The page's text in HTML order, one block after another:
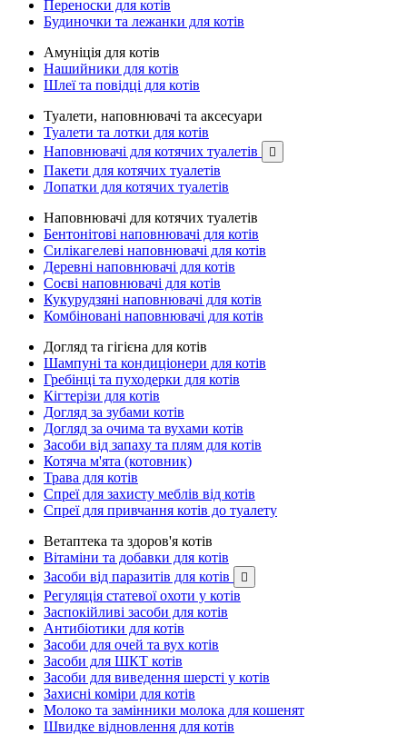
Переноски для котів
Будиночки та лежанки для котів
Амуніція для котів
Нашийники для котів
Шлеї та повідці для котів
Туалети, наповнювачі та аксесуари
Туалети та лотки для котів
Наповнювачі для котячих туалетів

Пакети для котячих туалетів
Лопатки для котячих туалетів
Наповнювачі для котячих туалетів
Бентонітові наповнювачі для котів
Силікагелеві наповнювачі для котів
Деревні наповнювачі для котів
Соєві наповнювачі для котів
Кукурудзяні наповнювачі для котів
Комбіновані наповнювачі для котів
Догляд та гігієна для котів
Шампуні та кондиціонери для котів
Гребінці та пуходерки для котів
Кігтерізи для котів
Догляд за зубами котів
Догляд за очима та вухами котів
Засоби від запаху та плям для котів
Котяча м'ята (котовник)
Трава для котів
Спреї для захисту меблів від котів
Спреї для привчання котів до туалету
Ветаптека та здоров'я котів
Вітаміни та добавки для котів
Засоби від паразитів для котів

Регуляція статевої охоти у котів
Заспокійливі засоби для котів
Антибіотики для котів
Засоби для очей та вух котів
Засоби для ШКТ котів
Засоби для виведення шерсті у котів
Захисні коміри для котів
Молоко та замінники молока для кошенят
Швидке відновлення для котів